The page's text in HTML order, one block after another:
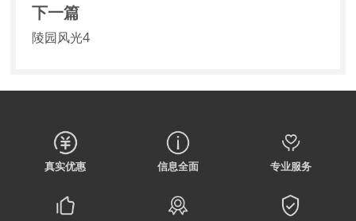
下一篇
陵园风光4
真实优惠 信息全面 专业服务